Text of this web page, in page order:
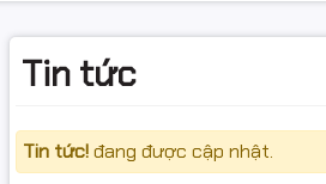
Tin tức
Tin tức!đang được cập nhật.